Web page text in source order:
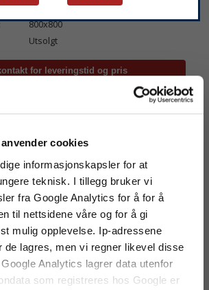
cookies
informasjonskapsler for at
teknisk. I tillegg bruker vi
fra Google Analytics for å for å
til nettsidene våre og for å gi
mulig opplevelse. Ip-adressene
de lagres, men vi regner likevel disse
Analytics lagrer data utenfor
som registreres hos Google er
MITC-X2000-28D4W-F-1.5M-TU-M
800x800
Utsolgt
Datablad
og prisnivå med videoboroskop
gjør det mulig å identifisere
sveisefeil med høy
har et meget brukervennlig
som gir full kontroll over
farge/kontrastjustering og
Intuitiv håndkontroll gjør det mulig
med kameraet.
skjerm med 1024x600 oppløsning